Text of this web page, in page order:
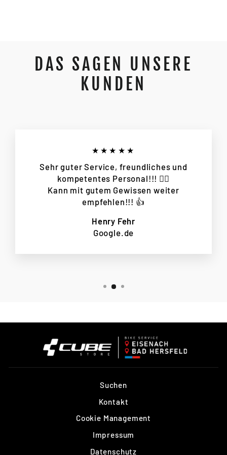
DAS SAGEN UNSERE
KUNDEN
★★★★★
Sehr guter Service, freundliches und
kompetentes Personal!!! 👌🏻
Kann mit gutem Gewissen weiter
empfehlen!!! 👍
Henry Fehr
Google.de
Suchen
Kontakt
Cookie Management
Impressum
Datenschutz